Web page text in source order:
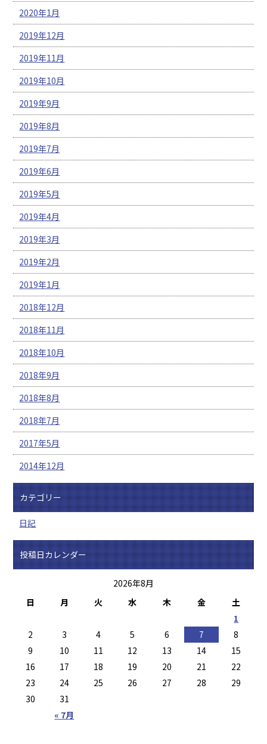
2020年1月
2019年12月
2019年11月
2019年10月
2019年9月
2019年8月
2019年7月
2019年6月
2019年5月
2019年4月
2019年3月
2019年2月
2019年1月
2018年12月
2018年11月
2018年10月
2018年9月
2018年8月
2018年7月
2017年5月
2014年12月
カテゴリー
日記
投稿日カレンダー
2026年8月
日
月 火 水 木 金 土
« 7月
1
2
3 4 5 6 7
8
9
10 11 12 13 14
15
16
17 18 19 20 21
22
23
24 25 26 27 28
29
30
31